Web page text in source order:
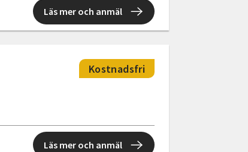
Läs mer och anmäl
Kostnadsfri
Läs mer och anmäl